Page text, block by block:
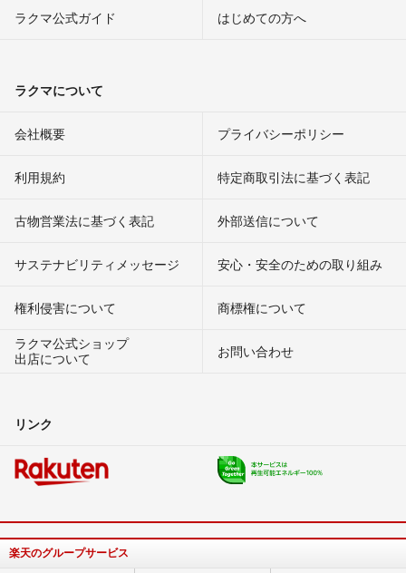
ラクマ公式ガイド はじめての方へ
ラクマについて
会社概要 プライバシーポリシー
利用規約 特定商取引法に基づく表記
古物営業法に基づく表記 外部送信について
サステナビリティメッセージ 安心・安全のための取り組み
権利侵害について
商標権について
ラクマ公式ショップ
出店について
お問い合わせ
リンク
楽天のグループサービス